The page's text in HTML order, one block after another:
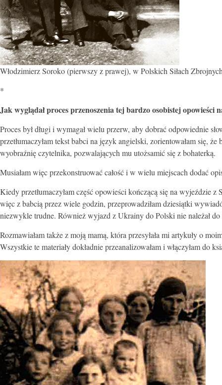
Włodzimierz Soroko (pierwszy z prawej), w Polskich Siłach
*
Jak wyglądał proces przenoszenia tej bardzo osobistej opowieści
Proces był długi i wymagał wielu przerw, aby dobrać odpowiednie
przetłumaczyłam tekst babci na język angielski, zorientowałam się,
wyobraźnię czytelnika, pozwalających mu utożsamić się z bohaterką.
Musiałam więc przekonstruować całość i w wielu miejscach dodać
Kiedy przetłumaczyłam część opowieści kończącą się na wyjeździe
więc z babcią przez wiele godzin, przeprowadziłam dziesiątki
niezwykle trudne. Również wyjazd z Ukrainy do Polski nie należał do
Rozmawiałam także z moją mamą, która przesyłała mi artykuły o
Wszystkie te materiały dokładnie przeanalizowałam i włączyłam do